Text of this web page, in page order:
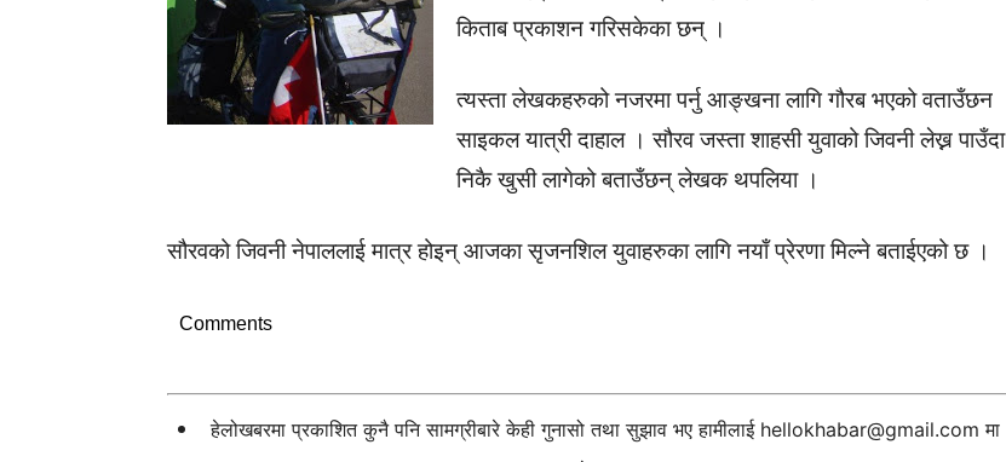
किताब प्रकाशन गरिसकेका छन् ।
त्यस्ता लेखकहरुको नजरमा पर्नु आङ्खना लागि गौरब भएको वताउँछन
साइकल यात्री दाहाल । सौरव जस्ता शाहसी युवाको जिवनी लेख्न पाउँदा
निकै खुसी लागेको बताउँछन् लेखक थपलिया ।
सौरवको जिवनी नेपाललाई मात्र होइन् आजका सृजनशिल युवाहरुका लागि नयाँ प्रेरणा मिल्ने बताईएको छ ।
Comments
हेलोखबरमा प्रकाशित कुनै पनि सामग्रीबारे केही गुनासो तथा सुझाव भए हामीलाई hellokhabar@gmail.com मा